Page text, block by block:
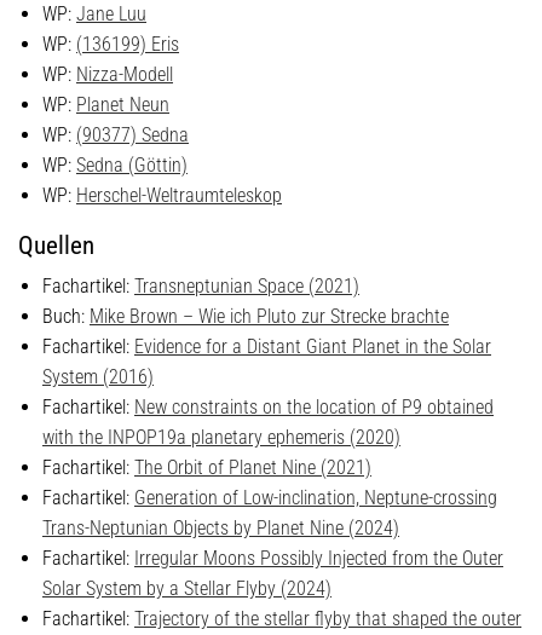
WP: Jane Luu
WP: (136199) Eris
WP: Nizza-Modell
WP: Planet Neun
WP: (90377) Sedna
WP: Sedna (Göttin)
WP: Herschel-Weltraumteleskop
Quellen
Fachartikel: Transneptunian Space (2021)
Buch: Mike Brown – Wie ich Pluto zur Strecke brachte
Fachartikel: Evidence for a Distant Giant Planet in the Solar
System (2016)
Fachartikel: New constraints on the location of P9 obtained
with the INPOP19a planetary ephemeris (2020)
Fachartikel: The Orbit of Planet Nine (2021)
Fachartikel: Generation of Low-inclination, Neptune-crossing
Trans-Neptunian Objects by Planet Nine (2024)
Fachartikel: Irregular Moons Possibly Injected from the Outer
Solar System by a Stellar Flyby (2024)
Fachartikel: Trajectory of the stellar flyby that shaped the outer